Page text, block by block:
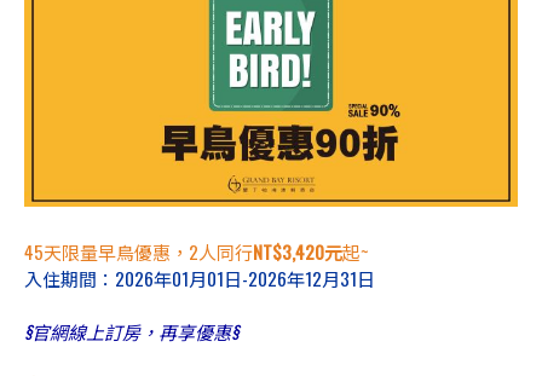
45天限量早鳥優惠，2人同行NT$3,420元起~
入住期間：2026年01月01日-2026年12月31日
§官網線上訂房，再享優惠§